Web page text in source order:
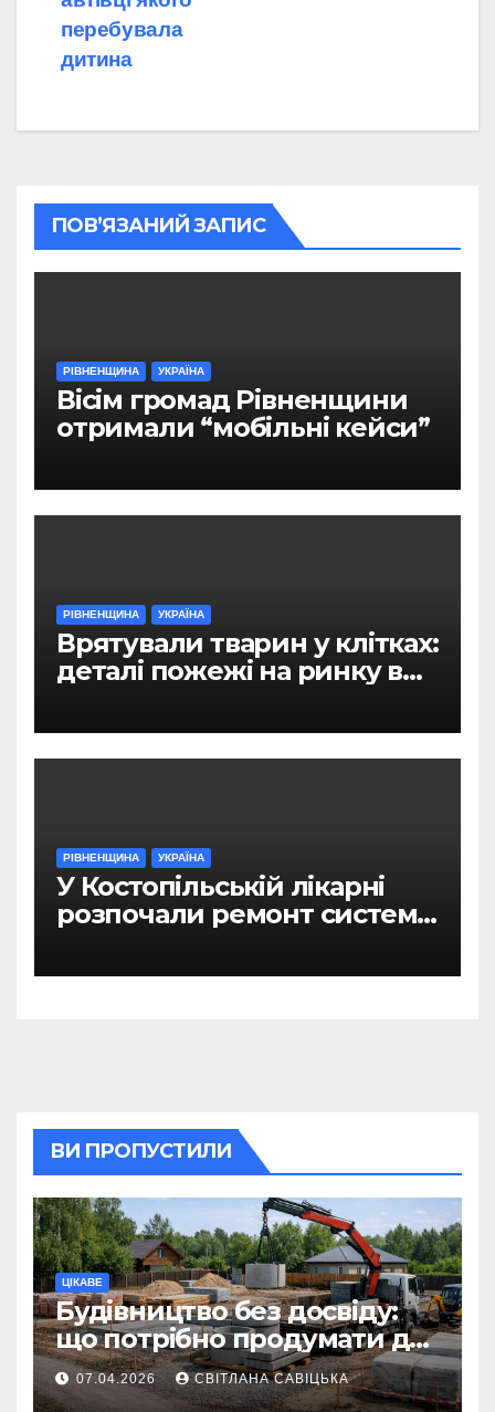
перебувала
дитина
ПОВ’ЯЗАНИЙ ЗАПИС
РІВНЕНЩИНА УКРАЇНА
Вісім громад Рівненщини
отримали “мобільні кейси”
РІВНЕНЩИНА УКРАЇНА
Врятували тварин у клітках:
деталі пожежі на ринку в
РІВНЕНЩИНА УКРАЇНА
У Костопільській лікарні
розпочали ремонт системи
ВИ ПРОПУСТИЛИ
ЦІКАВЕ
Будівництво без досвіду:
що потрібно продумати до
першої доставки на
ділянку
07.04.2026 СВІТЛАНА САВІЦЬКА